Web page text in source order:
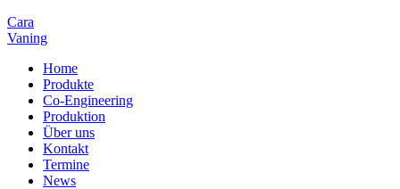
Cara
Vaning
Home
Produkte
Co-Engineering
Produktion
Über uns
Kontakt
Termine
News